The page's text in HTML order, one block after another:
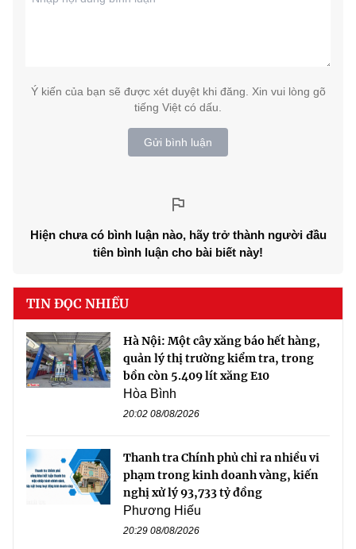
Ý kiến của bạn sẽ được xét duyệt khi đăng. Xin vui lòng gõ
tiếng Việt có dấu.
Gửi bình luận
Hiện chưa có bình luận nào, hãy trở thành người đầu
tiên bình luận cho bài biết này!
TIN ĐỌC NHIỀU
Hà Nội: Một cây xăng báo hết hàng,
quản lý thị trường kiểm tra, trong
bồn còn 5.409 lít xăng E10
Hòa Bình
20:02 08/08/2026
Thanh tra Chính phủ chỉ ra nhiều vi
phạm trong kinh doanh vàng, kiến
nghị xử lý 93,733 tỷ đồng
Phương Hiếu
20:29 08/08/2026